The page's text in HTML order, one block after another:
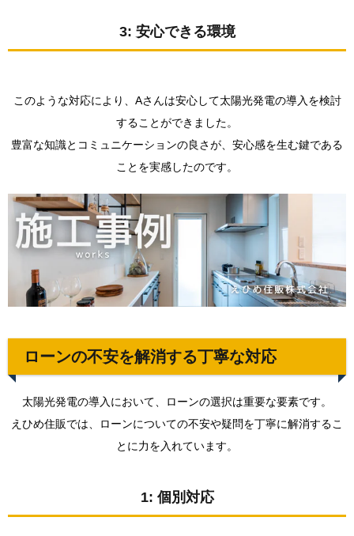
2: 詳細
2.3.
3.
まと
め
3: 安心できる環境
このような対応により、Aさんは安心して太陽光発電の導入を検討
することができました。
豊富な知識とコミュニケーションの良さが、安心感を生む鍵である
ことを実感したのです。
ローンの不安を解消する丁寧な対応
太陽光発電の導入において、ローンの選択は重要な要素です。
えひめ住販では、ローンについての不安や疑問を丁寧に解消するこ
とに力を入れています。
1: 個別対応